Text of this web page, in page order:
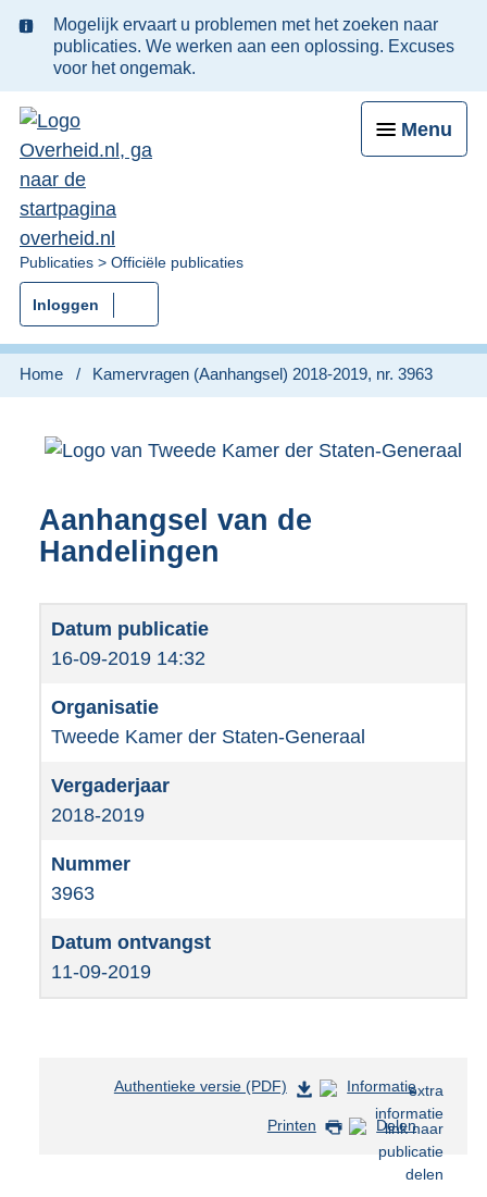
Ter
informatie:
Mogelijk ervaart u problemen met het zoeken naar
publicaties. We werken aan een oplossing. Excuses
voor het ongemak.
Menu
U
bent
nu
hier:
Publicaties Officiële publicaties
Inloggen
Home Kamervragen (Aanhangsel) 2018-2019, nr. 3963
Aanhangsel van de
Handelingen
16-09-2019 14:32
Tweede Kamer der Staten-Generaal
2018-2019
3963
11-09-2019
Authentieke versie (PDF)
s
Informatie
Printen Delen